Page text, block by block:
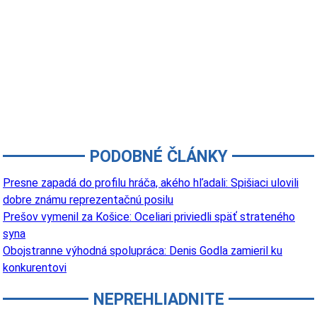
PODOBNÉ ČLÁNKY
Presne zapadá do profilu hráča, akého hľadali: Spišiaci ulovili
dobre známu reprezentačnú posilu
Prešov vymenil za Košice: Oceliari priviedli späť strateného
syna
Obojstranne výhodná spolupráca: Denis Godla zamieril ku
konkurentovi
NEPREHLIADNITE